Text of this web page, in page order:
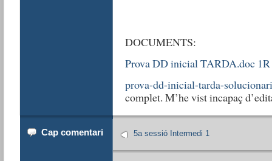
DOCUMENTS:
Prova DD inicial TARDA.doc
prova-dd-inicial-tarda-solucionari
complet. M’he vist incapaç
Cap comentari 5a sessió Intermedi 1